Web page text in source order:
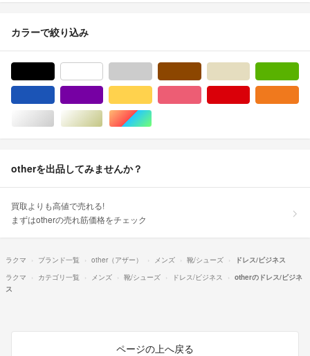
カラーで絞り込み
シルバー/銀色系ゴールド/金色系マルチカラー
otherを出品してみませんか？
買取よりも高値で売れる!
まずはotherの売れ筋価格をチェック
ラクマ ブランド一覧 other（アザー） メンズ 靴/シューズ
ドレス/ビジネス
ラクマ
カテゴリ一覧 メンズ 靴/シューズ ドレス/ビジネス
otherのドレス/ビジネ
ス
ページの上へ戻る